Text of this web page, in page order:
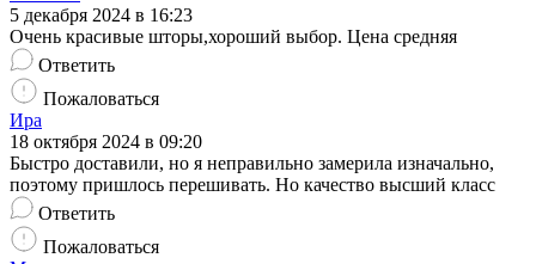
5 декабря 2024 в 16:23
Очень красивые шторы,хороший выбор. Цена средняя
Ответить
Пожаловаться
Ира
18 октября 2024 в 09:20
Быстро доставили, но я неправильно замерила изначально,
поэтому пришлось перешивать. Но качество высший класс
Ответить
Пожаловаться